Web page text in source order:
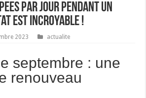
par jour pendant un
est incroyable !
2023 actualite
septembre : une
renouveau